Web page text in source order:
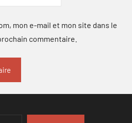
mon e-mail et mon site dans le
commentaire.